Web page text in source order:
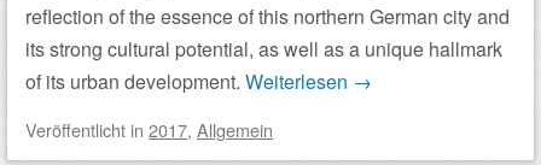
reflection of the essence of this northern German city and
its strong cultural potential, as well as a unique hallmark
of its urban development. Weiterlesen →
Veröffentlicht in 2017, Allgemein